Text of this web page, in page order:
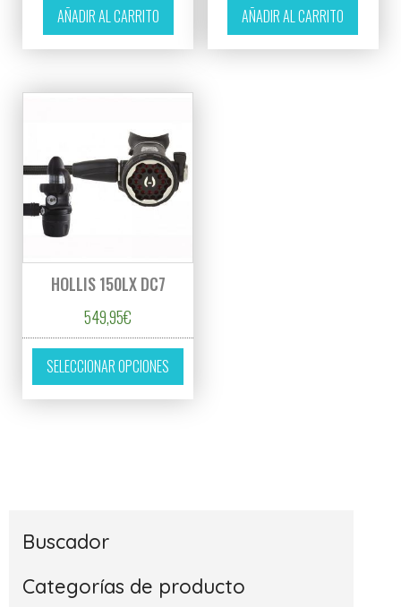
AÑADIR AL CARRITO AÑADIR AL CARRITO
HOLLIS 150LX DC7
549,95€
SELECCIONAR OPCIONES
Buscador
Categorías de producto